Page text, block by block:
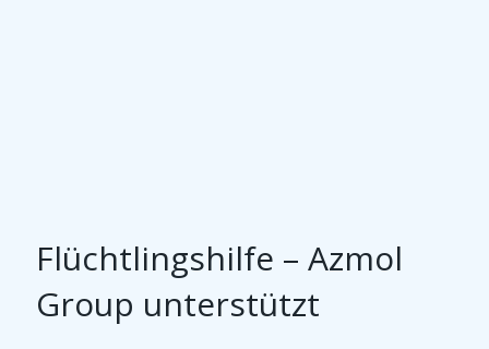
Flüchtlingshilfe – Azmol
Group unterstützt